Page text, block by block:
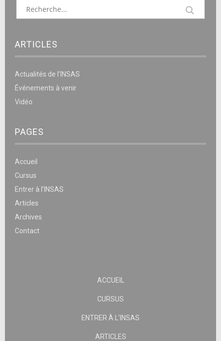
ARTICLES
Actualités de l’INSAS
Événements à venir
Vidéo
PAGES
Accueil
Cursus
Entrer à l’INSAS
Articles
Archives
Contact
ACCUEIL
CURSUS
ENTRER À L’INSAS
ARTICLES